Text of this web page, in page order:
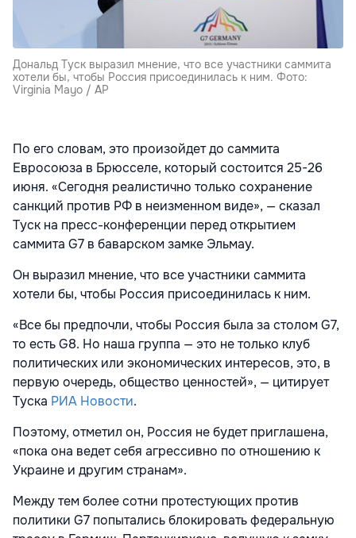
Дональд Туск выразил мнение, что все участники саммита
хотели бы, чтобы Россия присоединилась к ним. Фото:
Virginia Mayo / AP
По его словам, это произойдет до саммита
Евросоюза в Брюсселе, который состоится 25-26
июня. «Сегодня реалистично только сохранение
санкций против РФ в неизменном виде», — сказал
Туск на пресс-конференции перед открытием
саммита G7 в баварском замке Эльмау.
Он выразил мнение, что все участники саммита
хотели бы, чтобы Россия присоединилась к ним.
«Все бы предпочли, чтобы Россия была за столом G7,
то есть G8. Но наша группа — это не только клуб
политических или экономических интересов, это, в
первую очередь, общество ценностей», — цитирует
Туска РИА Новости.
Поэтому, отметил он, Россия не будет приглашена,
«пока она ведет себя агрессивно по отношению к
Украине и другим странам».
Между тем более сотни протестующих против
политики G7 попытались блокировать федеральную